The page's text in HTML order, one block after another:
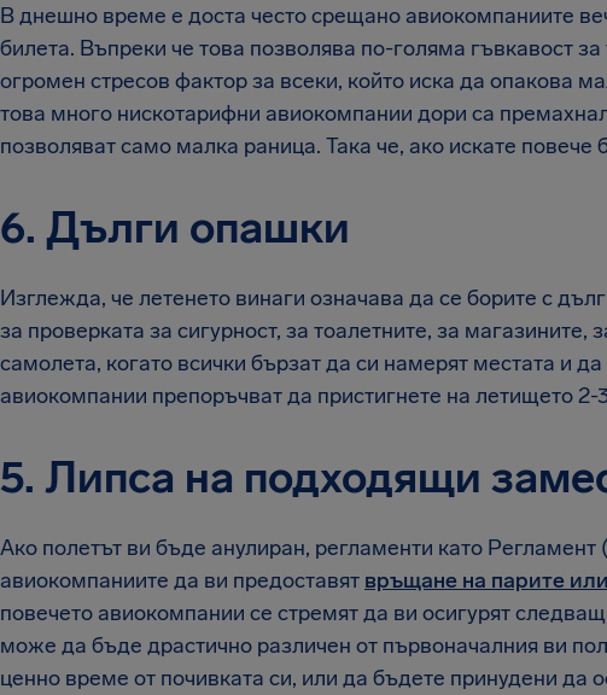
В днешно време е доста често срещано авиокомпаниите
билета. Въпреки че това позволява по-голяма гъвкавост
огромен стресов фактор за всеки, който иска да опакова
това много нискотарифни авиокомпании дори са
позволяват само малка раница. Така че, ако искате
6. Дълги опашки
Изглежда, че летенето винаги означава да се борите с
за проверката за сигурност, за тоалетните, за магазините,
самолета, когато всички бързат да си намерят местата и
авиокомпании препоръчват да пристигнете на летището 2-
5. Липса на подходящи
Ако полетът ви бъде анулиран, регламенти като
авиокомпаниите да ви предоставят връщане на парите
повечето авиокомпании се стремят да ви осигурят
може да бъде драстично различен от първоначалния ви
ценно време от почивката си, или да бъдете принудени да